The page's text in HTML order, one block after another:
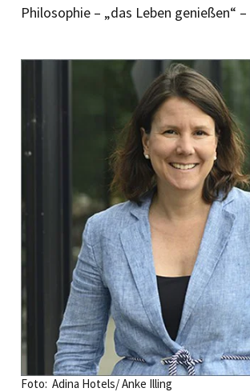
Philosophie – „das Leben genießen“ –
Foto: Adina Hotels/ Anke Illing